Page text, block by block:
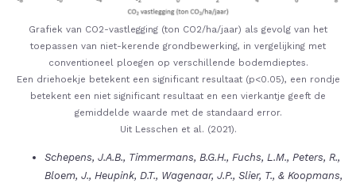
Grafiek van CO2-vastlegging (ton CO2/ha/jaar) als gevolg van het
toepassen van niet-kerende grondbewerking, in vergelijking met
conventioneel ploegen op verschillende bodemdieptes.
Een driehoekje betekent een significant resultaat (p<0.05), een rondje
betekent een niet significant resultaat en een vierkantje geeft de
gemiddelde waarde met de standaard error.
Uit Lesschen et al. (2021).
Schepens, J.A.B., Timmermans, B.G.H., Fuchs, L.M., Peters, R.,
Bloem, J., Heupink, D.T., Wagenaar, J.P., Slier, T., & Koopmans,